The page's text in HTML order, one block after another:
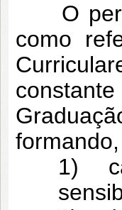
O perfil
como
formando,
1)